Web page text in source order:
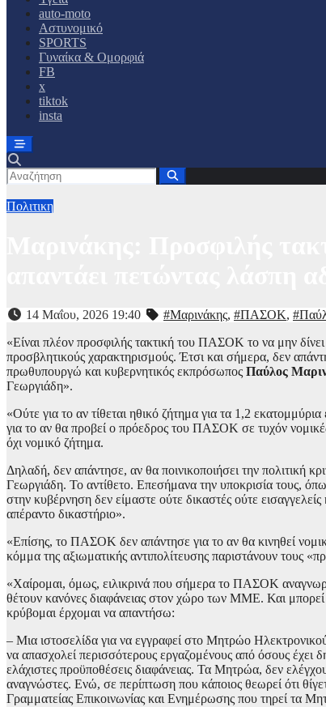
auto-moto
Αστυνομικό
SPORTS
Γυναίκα & Ομορφιά
FB
x
tiktok
insta
Πολιτικη
14 Μαΐου, 2026 19:40 #Μαρινάκης, #ΠΑΣΟΚ,
«Είναι πλέον προσφιλής τακτική του ΠΑΣΟΚ το να μην δίνει
προσβλητικούς χαρακτηρισμούς. Έτσι και σήμερα, δεν
πρωθυπουργώ και κυβερνητικός εκπρόσωπος Παύλος
Γεωργιάδη».
«Ούτε για το αν τίθεται ηθικό ζήτημα για τα 1,2
για το αν θα προβεί ο πρόεδρος του ΠΑΣΟΚ σε τυχόν
όχι νομικό ζήτημα.
Δηλαδή, δεν απάντησε, αν θα ποινικοποιήσει την πολιτική
Γεωργιάδη. Το αντίθετο. Επεσήμανα την υποκρισία τους,
στην κυβέρνηση δεν είμαστε ούτε δικαστές ούτε
απέραντο δικαστήριο».
«Επίσης, το ΠΑΣΟΚ δεν απάντησε για το αν θα κινηθεί
κόμμα της αξιωματικής αντιπολίτευσης παριστάνουν τους
«Χαίρομαι, όμως, ειλικρινά που σήμερα το ΠΑΣΟΚ
θέτουν κανόνες διαφάνειας στον χώρο των ΜΜΕ. Και
κρύβομαι έρχομαι να απαντήσω:
– Μια ιστοσελίδα για να εγγραφεί στο Μητρώο
να απασχολεί περισσότερους εργαζομένους από όσους έχει
ελάχιστες προϋποθέσεις διαφάνειας. Τα Μητρώα, δεν
αναγνώστες. Ενώ, σε περίπτωση που κάποιος θεωρεί ότι
Γραμματείας Επικοινωνίας και Ενημέρωσης που τηρεί τα